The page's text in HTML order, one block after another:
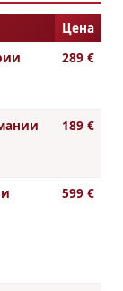
Цена
289 €
189 €
599 €